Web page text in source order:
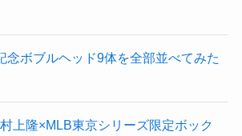
念ボブルヘッド9体を全部並べてみた
上隆×MLB東京シリーズ限定ボック